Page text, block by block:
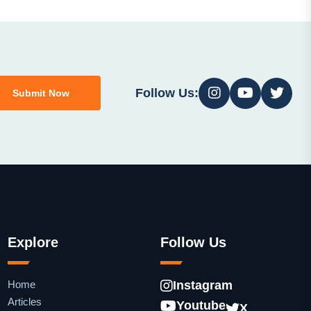
Submit Now Follow Us:
Explore
Home
Articles
Follow Us
Instagram
Youtube
X